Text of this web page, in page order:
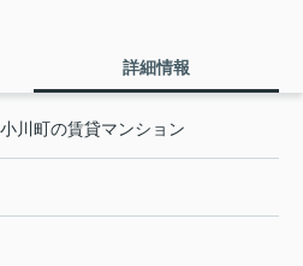
詳細情報
川町の賃貸マンション